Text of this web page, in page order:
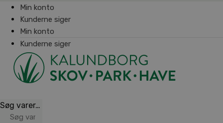
Min konto
Kunderne siger
Min konto
Kunderne siger
Søg varer…